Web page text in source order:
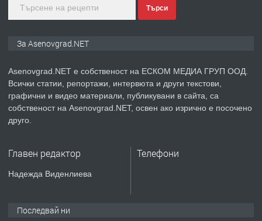
преди 2 години
ПРЕДЛАГА
Давам индивидуалани уроци по
ремонт на покриви
Търси
За Asenovgrad.NET
Asenovgrad.NET е собственост на ЕСКОМ МЕДИА ГРУП ООД.
Всички статии, репортажи, интервюта и други текстови,
графични и видео материали, публикувани в сайта, са
собственост на Asenovgrad.NET, освен ако изрично е посочено
друго.
Главен редактор
Надежда Виденлиева
Телефони
Последвай ни